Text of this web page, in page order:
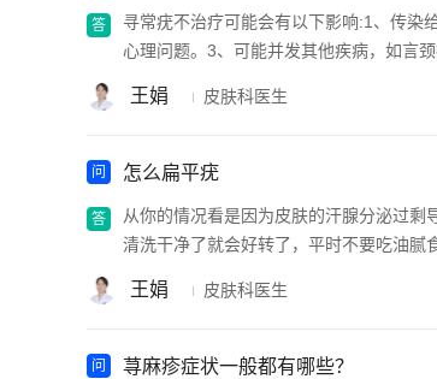
寻常疣不治疗可能会有以下影响:1、传染
心理问题。3、可能并发其他疾病，如言颈
王娟 皮肤科医生
怎么扁平疣
从你的情况看是因为皮肤的汗腺分泌过
清洗干净了就会好转了，平时不要吃油腻
王娟 皮肤科医生
荨麻疹症状一般都有哪些？